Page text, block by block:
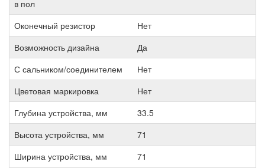
в пол
Оконечный резистор
Нет
Возможность дизайна
Да
С сальником/соединителем
Нет
Цветовая маркировка
Нет
Глубина устройства, мм
33.5
Высота устройства, мм
71
Ширина устройства, мм
71